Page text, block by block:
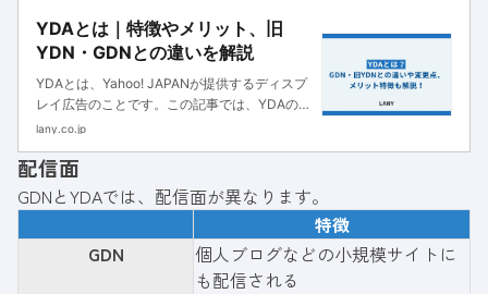
YDAとは｜特徴やメリット、旧
YDN・GDNとの違いを解説
YDAとは、Yahoo! JAPANが提供するディスプ
レイ広告のことです。この記事では、YDAの特
徴や活用するメリット、旧YDN・GDNとの違
lany.co.jp
配信面
GDNとYDAでは、配信面が異なります。
特徴
GDN
個人ブログなどの小規模サイトに
も配信される